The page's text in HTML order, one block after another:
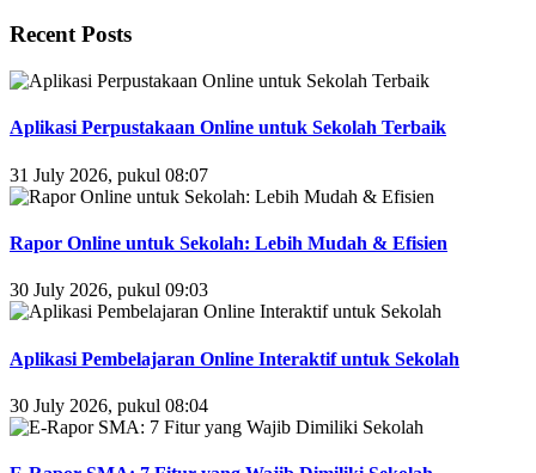
Recent Posts
Aplikasi Perpustakaan Online untuk Sekolah Terbaik
31 July 2026, pukul 08:07
Rapor Online untuk Sekolah: Lebih Mudah & Efisien
30 July 2026, pukul 09:03
Aplikasi Pembelajaran Online Interaktif untuk Sekolah
30 July 2026, pukul 08:04